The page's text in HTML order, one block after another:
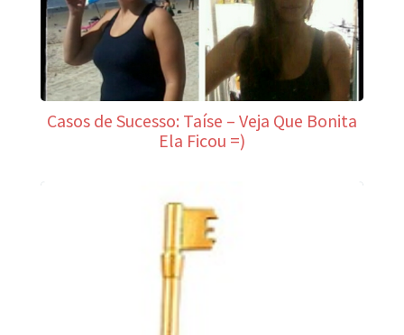
Casos de Sucesso: Taíse – Veja Que Bonita
Ela Ficou =)